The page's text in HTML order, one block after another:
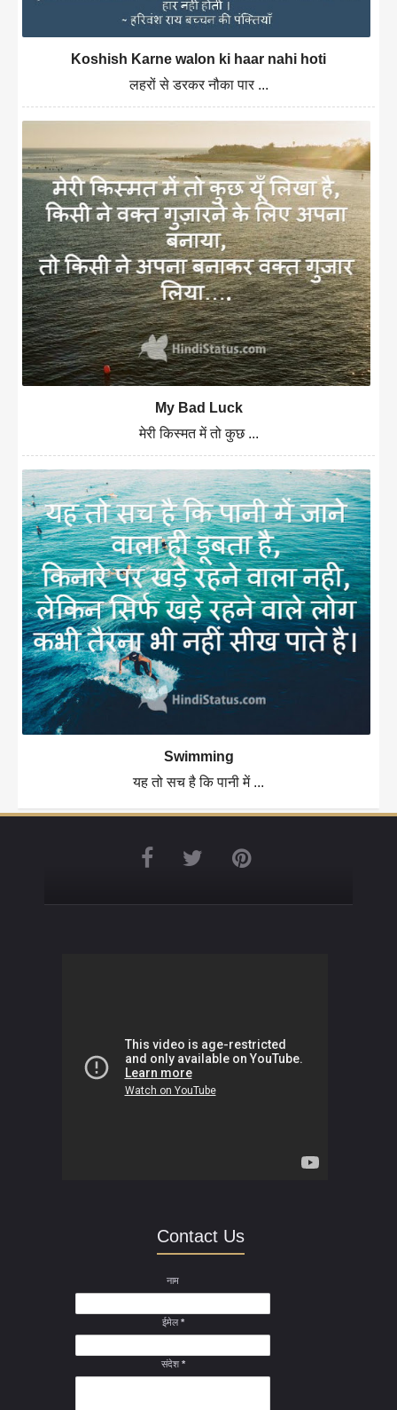
Koshish Karne walon ki haar nahi hoti
लहरों से डरकर नौका पार ...
My Bad Luck
मेरी किस्मत में तो कुछ ...
Swimming
यह तो सच है कि पानी में ...
Contact Us
नाम
ईमेल*
संदेश*